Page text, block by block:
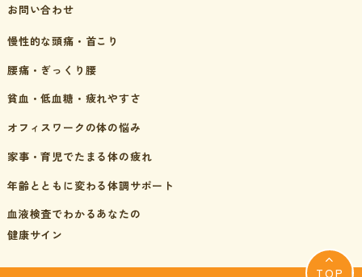
お問い合わせ
慢性的な頭痛・首こり
腰痛・ぎっくり腰
貧血・低血糖・疲れやすさ
オフィスワークの体の悩み
家事・育児でたまる体の疲れ
年齢とともに変わる体調サポート
血液検査でわかるあなたの
健康サイン
TOP